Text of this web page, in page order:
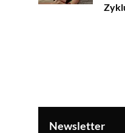
Newsletter